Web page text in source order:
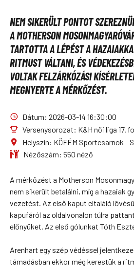
NEM SIKERÜLT PONTOT
A MOTHERSON
TARTOTTA A LÉPÉST A
RITMUST VÁLTANI, ÉS
VOLTAK FELZÁRKÓZÁSI
MEGNYERTE A MÉRKŐZÉST.
Dátum: 2026-03-14 16:30:00
Versenysorozat: K&H női liga 17.
Helyszín: KÖFÉM Sportcsarnok -
Nézőszám: 550 néző
A mérkőzést a Motherson
nem sikerült betalálni, míg a hazaiak
vezetést. Az első kaput eltaláló
kapufáról az oldalvonalon túlra
előnyüket. Az első gólunkat Tóth
Arenhart egy szép védéssel
támadásban ekkor még kerestük a